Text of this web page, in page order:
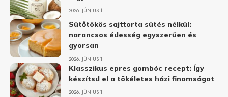
2026. JÚNIUS 1.
Sütőtökös sajttorta sütés nélkül:
narancsos édesség egyszerűen és
gyorsan
2026. JÚNIUS 1.
Klasszikus epres gombóc recept: Így
készítsd el a tökéletes házi finomságot
2026. JÚNIUS 1.